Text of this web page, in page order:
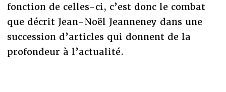
fonction de celles-ci, c’est donc le combat
que décrit Jean-Noël Jeanneney dans une
succession d’articles qui donnent de la
profondeur à l’actualité.